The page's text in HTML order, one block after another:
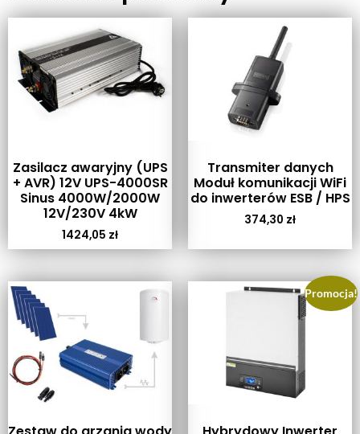
Zasilacz awaryjny (UPS
+ AVR) 12V UPS-4000SR
Sinus 4000W/2000W
12V/230V 4kW
1424,05 zł
Transmiter danych
Moduł komunikacji WiFi
do inwerterów ESB / HPS
374,30 zł
Promocja!